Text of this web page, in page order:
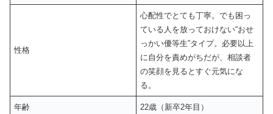
性格
心配性でとても丁寧。でも困っ
ている人を放っておけない“おせ
っかい優等生”タイプ。必要以上
に自分を責めがちだが、相談者
の笑顔を見るとすぐ元気にな
る。
年齢 22歳（新卒2年目）